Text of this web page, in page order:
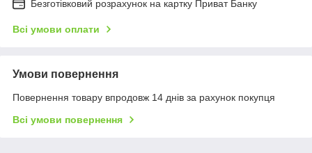
Безготівковий розрахунок на картку Приват Банку
Всі умови оплати
Умови повернення
Повернення товару впродовж 14 днів за рахунок покупця
Всі умови повернення